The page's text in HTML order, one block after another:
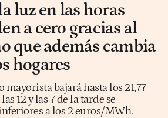
luz en las horas
a cero gracias al
que además cambia
hogares
mayorista bajará hasta los 21,77
12 y las 7 de la tarde se
a los 2 euros/MWh.